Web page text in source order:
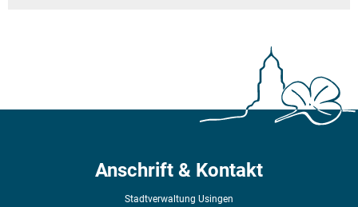
Anschrift & Kontakt
Stadtverwaltung Usingen